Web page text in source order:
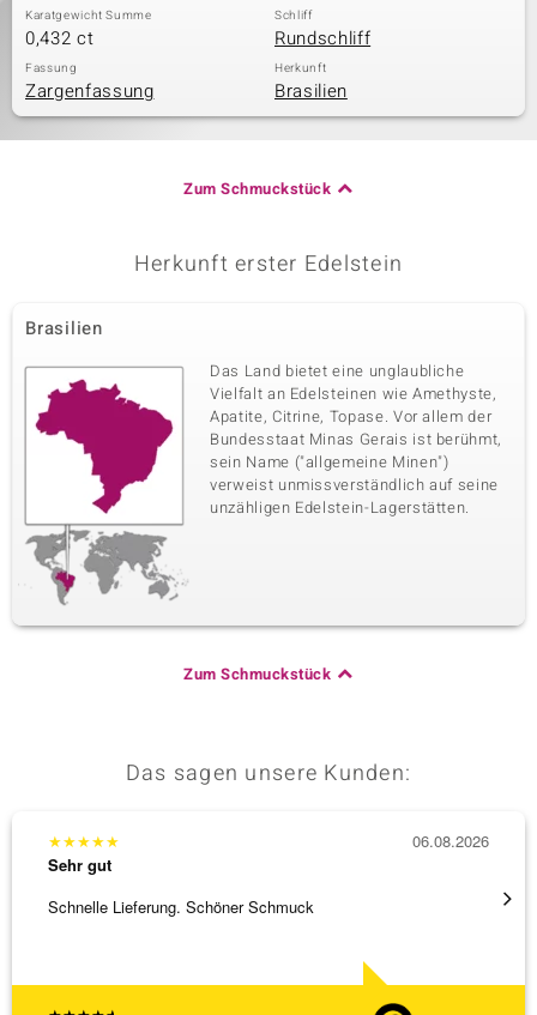
Karatgewicht Summe
0,432 ct
Schliff
Rundschliff
Fassung
Zargenfassung
Herkunft
Brasilien
Zum Schmuckstück
Herkunft erster Edelstein
Brasilien
Das Land bietet eine unglaubliche
Vielfalt an Edelsteinen wie Amethyste,
Apatite, Citrine, Topase. Vor allem der
Bundesstaat Minas Gerais ist berühmt,
sein Name ("allgemeine Minen")
verweist unmissverständlich auf seine
unzähligen Edelstein-Lagerstätten.
Zum Schmuckstück
Das sagen unsere Kunden:
★★★★★
Sehr gut
Schnelle Lieferung. Schöner Schmuck
06.08.2026
Top